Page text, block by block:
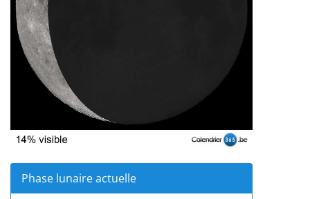
Phase lunaire actuelle